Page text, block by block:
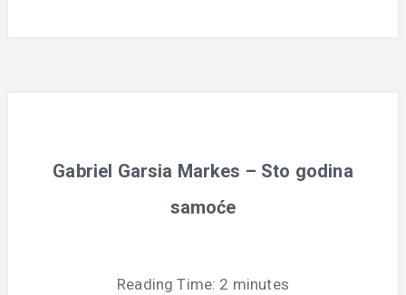
Gabriel Garsia Markes – Sto godina
samoće
Reading Time: 2 minutes